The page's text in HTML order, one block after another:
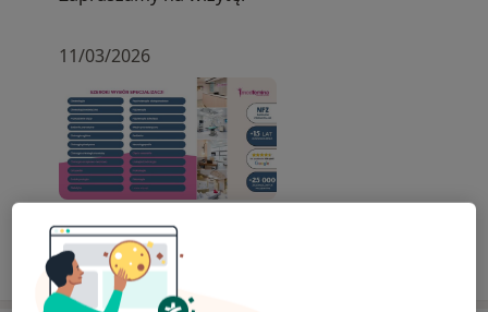
11/03/2026